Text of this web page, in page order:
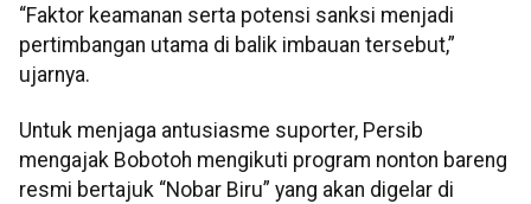
“Faktor keamanan serta potensi sanksi menjadi
pertimbangan utama di balik imbauan tersebut,”
ujarnya.
Untuk menjaga antusiasme suporter, Persib
mengajak Bobotoh mengikuti program nonton bareng
resmi bertajuk “Nobar Biru” yang akan digelar di